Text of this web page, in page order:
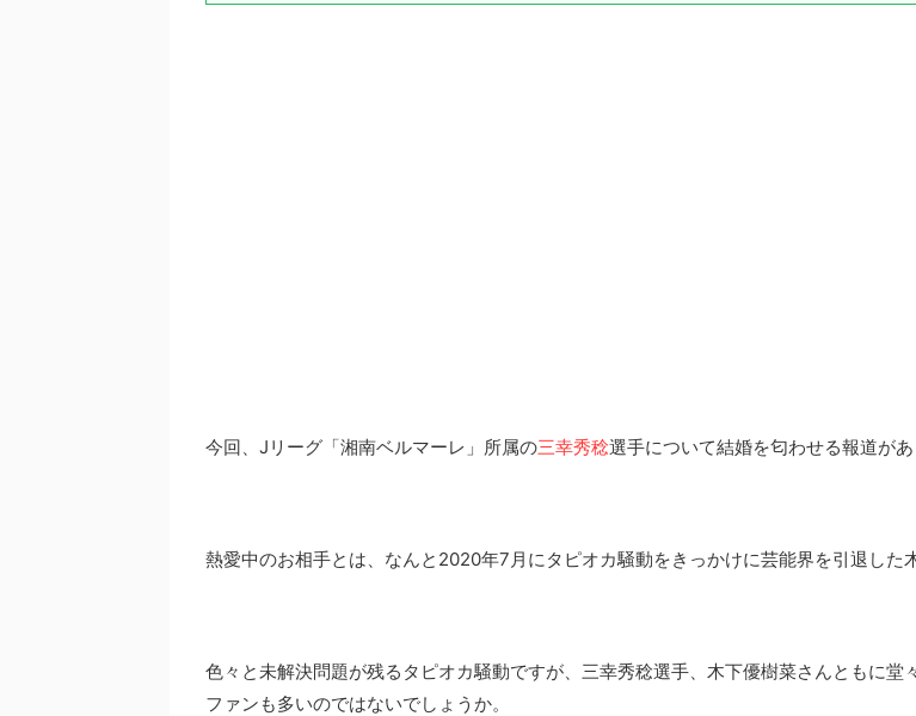
今回、Jリーグ「湘南ベルマーレ」所属の三幸秀稔選手について結婚を匂わせる報道が
熱愛中のお相手とは、なんと2020年7月にタピオカ騒動をきっかけに芸能界を引退した
色々と未解決問題が残るタピオカ騒動ですが、三幸秀稔選手、木下優樹菜さんともに
ファンも多いのではないでしょうか。